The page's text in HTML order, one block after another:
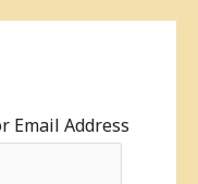
Email Address